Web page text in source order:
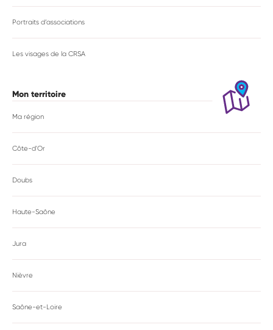
Portraits d’associations
Les visages de la CRSA
Mon territoire
Ma région
Côte-d'Or
Doubs
Haute-Saône
Jura
Nièvre
Saône-et-Loire